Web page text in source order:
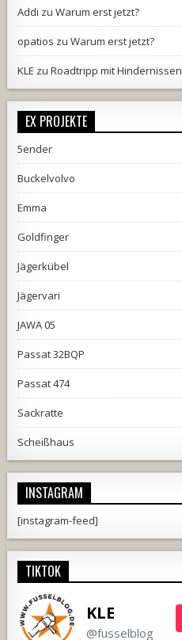
Addi zuWarum erst jetzt?
opatios zuWarum erst jetzt?
KLE zuRoadtripp mit Hindernissen
EX PROJEKTE
5ender
Buckelvolvo
Emma
Goldfinger
Jägerkübel
Jägervari
JAWA 05
Passat 32BQP
Passat 474
Sackratte
Scheißhaus
INSTAGRAM
[instagram-feed]
TIKTOK
KLE
@fusselblog